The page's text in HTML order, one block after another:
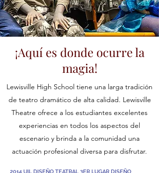
¡Aquí es donde ocurre la
magia!
Lewisville High School tiene una larga tradición
de teatro dramático de alta calidad. Lewisville
Theatre ofrece a los estudiantes excelentes
experiencias en todos los aspectos del
escenario y brinda a la comunidad una
actuación profesional diversa para disfrutar.
2014 UIL DISEÑO TEATRAL 3ER LUGAR DISEÑO